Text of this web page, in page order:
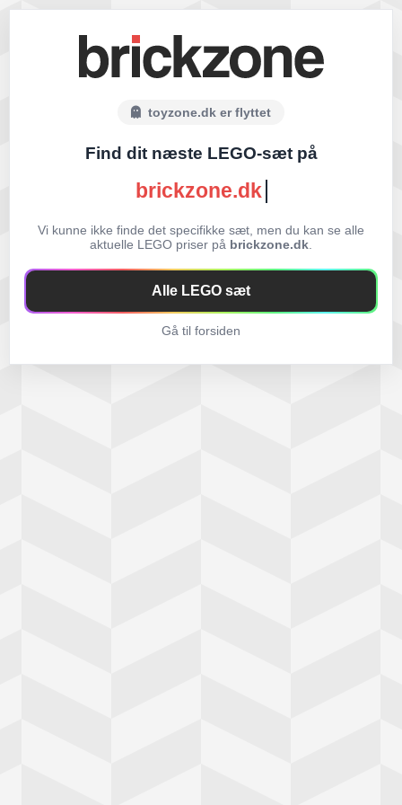
toyzone.dk er flyttet
Find dit næste LEGO-sæt på
brickzone.dk
Vi kunne ikke finde det specifikke sæt, men du kan se alle
aktuelle LEGO priser på brickzone.dk
Alle LEGO sæt
Gå til forsiden